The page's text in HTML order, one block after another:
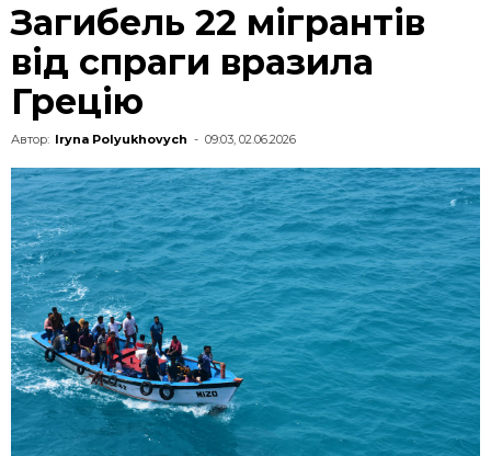
Загибель 22 мігрантів
від спраги вразила
Грецію
Автор: Iryna Polyukhovych - 09:03, 02.06.2026